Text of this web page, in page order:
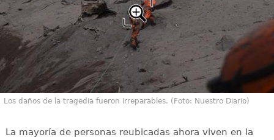
Los daños de la tragedia fueron irreparables. (Foto: Nuestro Diario)
La mayoría de personas reubicadas ahora viven en la